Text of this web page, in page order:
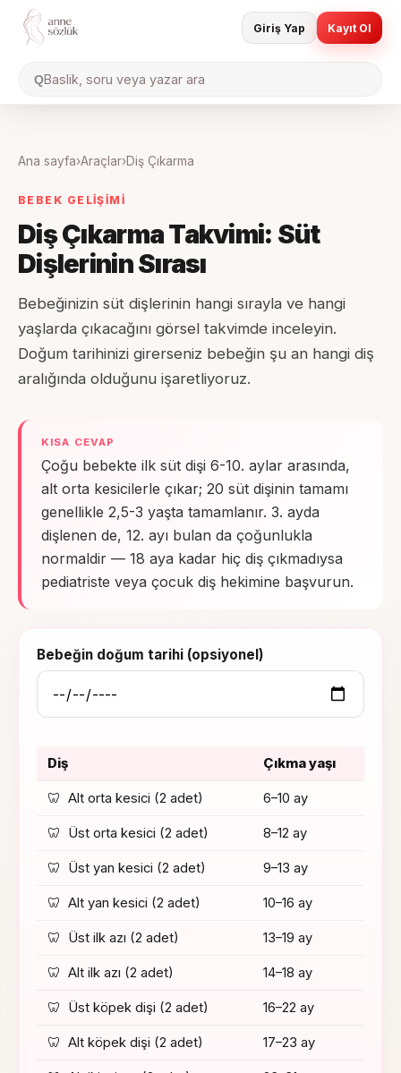
QBaslik, soru veya yazar ara
Giriş Yap Kayıt Ol
Ana sayfa›Araçlar›Diş Çıkarma
BEBEK GELİŞİMİ
Diş Çıkarma Takvimi: Süt
Dişlerinin Sırası
Bebeğinizin süt dişlerinin hangi sırayla ve hangi
yaşlarda çıkacağını görsel takvimde inceleyin.
Doğum tarihinizi girerseniz bebeğin şu an hangi diş
aralığında olduğunu işaretliyoruz.
KISA CEVAP
Çoğu bebekte ilk süt dişi 6-10. aylar arasında,
alt orta kesicilerle çıkar; 20 süt dişinin tamamı
genellikle 2,5-3 yaşta tamamlanır. 3. ayda
dişlenen de, 12. ayı bulan da çoğunlukla
normaldir — 18 aya kadar hiç diş çıkmadıysa
pediatriste veya çocuk diş hekimine başvurun.
Hesaplama aracı
Bebeğin doğum tarihi (opsiyonel)
Diş Çıkma yaşı
🦷 Alt orta kesici (2 adet) 6–10 ay
🦷 Üst orta kesici (2 adet) 8–12 ay
🦷 Üst yan kesici (2 adet) 9–13 ay
🦷 Alt yan kesici (2 adet) 10–16 ay
🦷 Üst ilk azı (2 adet) 13–19 ay
🦷 Alt ilk azı (2 adet) 14–18 ay
🦷 Üst köpek dişi (2 adet) 16–22 ay
🦷 Alt köpek dişi (2 adet) 17–23 ay